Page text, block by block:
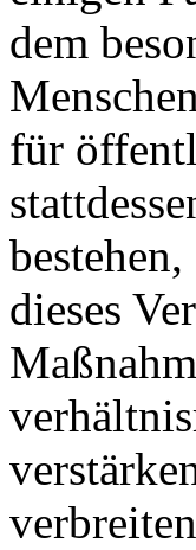
dem
für
dieses